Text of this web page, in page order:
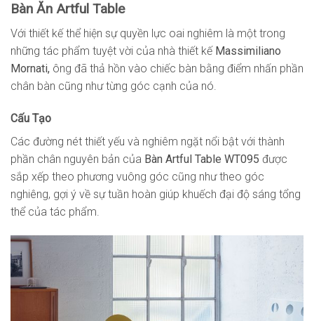
Bàn Ăn Artful Table
Với thiết kế thể hiện sự quyền lực oai nghiêm là một trong
những tác phẩm tuyệt vời của nhà thiết kế Massimiliano
Mornati, ông đã thả hồn vào chiếc bàn bằng điểm nhấn phần
chân bàn cũng như từng góc cạnh của nó.
Cấu Tạo
Các đường nét thiết yếu và nghiêm ngặt nổi bật với thành
phần chân nguyên bản của Bàn Artful Table WT095 được
sắp xếp theo phương vuông góc cũng như theo góc
nghiêng, gợi ý về sự tuần hoàn giúp khuếch đại độ sáng tổng
thể của tác phẩm.